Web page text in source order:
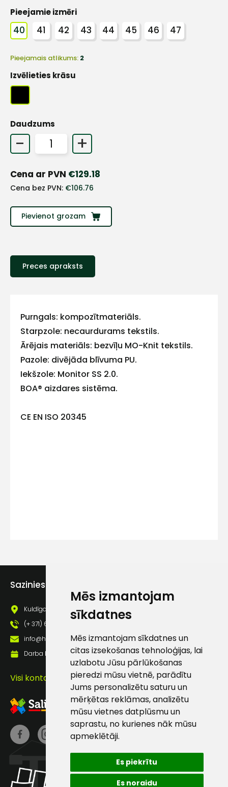
Mēs izmantojam
sīkdatnes
Mēs izmantojam sīkdatnes un
citas izsekošanas tehnoloģijas, lai
uzlabotu Jūsu pārlūkošanas
pieredzi mūsu vietnē, parādītu
Jums personalizētu saturu un
mērķētas reklāmas, analizētu
mūsu vietnes datplūsmu un
saprastu, no kurienes nāk mūsu
apmeklētāji.
Es piekrītu
Es noraidu
Pieejamie izmēri
40 41 42 43 44 45 46 47
Pieejamais atlikums: 2
Izvēlieties krāsu
Daudzums
- +
Cena ar PVN €129.18
Cena bez PVN: €106.76
Pievienot grozam
Preces apraksts
Purngals: kompozītmateriāls.
Starpzole: necaurdurams tekstils.
Ārējais materiāls: bezvīļu MO-Knit tekstils.
Pazole: divējāda blīvuma PU.
Iekšzole: Monitor SS 2.0.
BOA® aizdares sistēma.
CE EN ISO 20345
Sazinies ar mums
Kuldīgas iela 69a, Saldus, Saldus nov., LV - 3801
(+ 371) 63 881 186
info@hards.lv
Darba laiks: Darbadienās: 8:00 - 17:00
Visi kontakti
E-pasts
Kontakttālrunis
Sūtīt ziņojumu
Klientu
atbalsts
Darbdienās:
8:00 – 17:00
info@hards.lv
+